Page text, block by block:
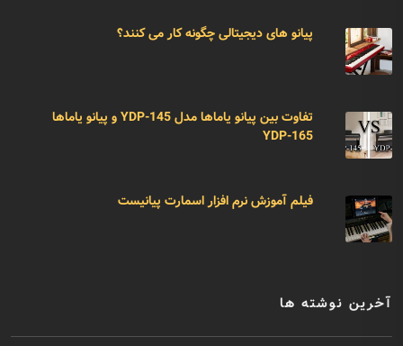
پیانو های دیجیتالی چگونه کار می کنند؟
تفاوت بین پیانو یاماها مدل YDP-145 و پیانو یاماها
YDP-165
فیلم آموزش نرم افزار اسمارت پیانیست
آخرین نوشته ها